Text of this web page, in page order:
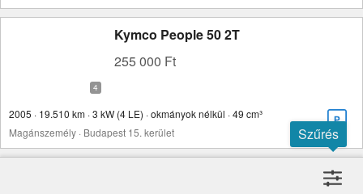
Kymco People 50 2T
255 000 Ft
2005 · 19.510 km · 3 kW (4 LE) · okmányok nélkül · 49 cm³
Magánszemély · Budapest 15. kerület
Szűrés